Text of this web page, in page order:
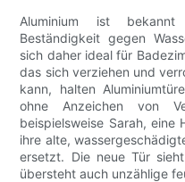
Aluminium ist bekannt
Beständigkeit gegen
sich daher ideal für
das sich verziehen und
kann, halten
ohne Anzeichen von
beispielsweise Sarah, eine
ihre alte,
ersetzt. Die neue Tür
übersteht auch unzählige